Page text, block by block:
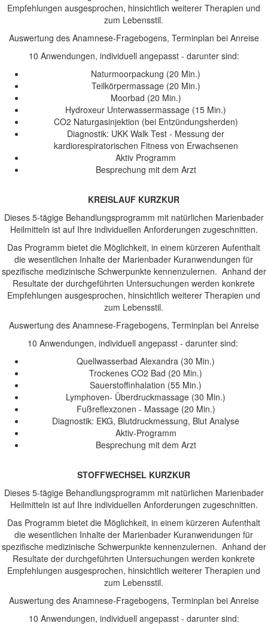
Empfehlungen ausgesprochen, hinsichtlich weiterer Therapien und
zum Lebensstil.
Auswertung des Anamnese-Fragebogens, Terminplan bei Anreise
10 Anwendungen, individuell angepasst - darunter sind:
Naturmoorpackung (20 Min.)
Teilkörpermassage (20 Min.)
Moorbad (20 Min.)
Hydroxeur Unterwassermassage (15 Min.)
CO2 Naturgasinjektion (bei Entzündungsherden)
Diagnostik: UKK Walk Test - Messung der
kardiorespiratorischen Fitness von Erwachsenen
Aktiv Programm
Besprechung mit dem Arzt
KREISLAUF KURZKUR
Dieses 5-tägige Behandlungsprogramm mit natürlichen Marienbader
Heilmitteln ist auf Ihre individuellen Anforderungen zugeschnitten.
Das Programm bietet die Möglichkeit, in einem kürzeren Aufenthalt
die wesentlichen Inhalte der Marienbader Kuranwendungen für
spezifische medizinische Schwerpunkte kennenzulernen. Anhand der
Resultate der durchgeführten Untersuchungen werden konkrete
Empfehlungen ausgesprochen, hinsichtlich weiterer Therapien und
zum Lebensstil.
Auswertung des Anamnese-Fragebogens, Terminplan bei Anreise
10 Anwendungen, individuell angepasst - darunter sind:
Quellwasserbad Alexandra (30 Min.)
Trockenes CO2 Bad (20 Min.)
Sauerstoffinhalation (55 Min.)
Lymphoven- Überdruckmassage (30 Min.)
Fußreflexzonen - Massage (20 Min.)
Diagnostik: EKG, Blutdruckmessung, Blut Analyse
Aktiv-Programm
Besprechung mit dem Arzt
STOFFWECHSEL KURZKUR
Dieses 5-tägige Behandlungsprogramm mit natürlichen Marienbader
Heilmitteln ist auf Ihre individuellen Anforderungen zugeschnitten.
Das Programm bietet die Möglichkeit, in einem kürzeren Aufenthalt
die wesentlichen Inhalte der Marienbader Kuranwendungen für
spezifische medizinische Schwerpunkte kennenzulernen. Anhand der
Resultate der durchgeführten Untersuchungen werden konkrete
Empfehlungen ausgesprochen, hinsichtlich weiterer Therapien und
zum Lebensstil.
Auswertung des Anamnese-Fragebogens, Terminplan bei Anreise
10 Anwendungen, individuell angepasst - darunter sind: